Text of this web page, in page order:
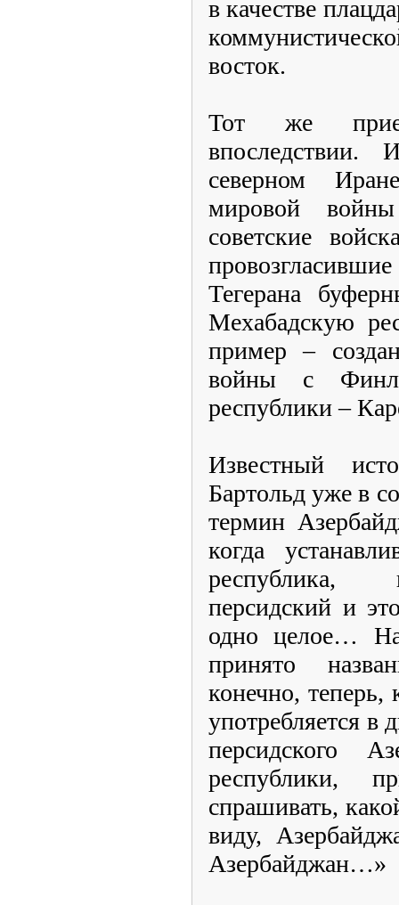
в качестве
восток.
Тот же
северном
мировой
советские
Тегерана
Мехабадскую
пример –
войны с
республики –
Известный
Бартольд уже в
термин
когда
республика,
персидский и
одно целое…
принято
конечно, теперь,
употребляется в
персидского
республики,
спрашивать,
виду,
Азербайджан…»